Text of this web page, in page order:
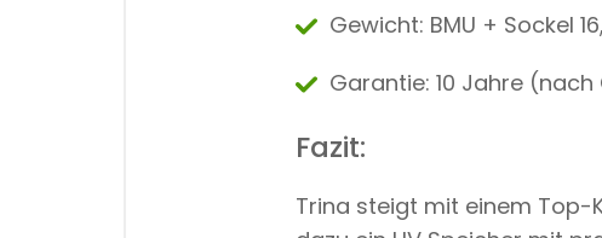
Gewicht: BMU + Sockel
Garantie: 10 Jahre
Fazit:
Trina steigt mit einem Top-